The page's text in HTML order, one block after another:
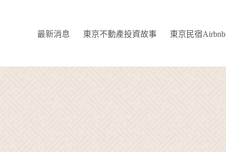
最新消息 東京不動產投資故事 東京民宿Airbnb